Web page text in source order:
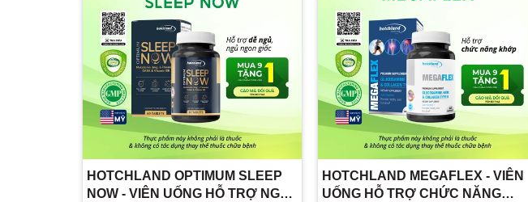
HOTCHLAND OPTIMUM SLEEP
NOW - VIÊN UỐNG HỖ TRỢ NGỦ
HOTCHLAND MEGAFLEX - VIÊN
UỐNG HỖ TRỢ CHỨC NĂNG